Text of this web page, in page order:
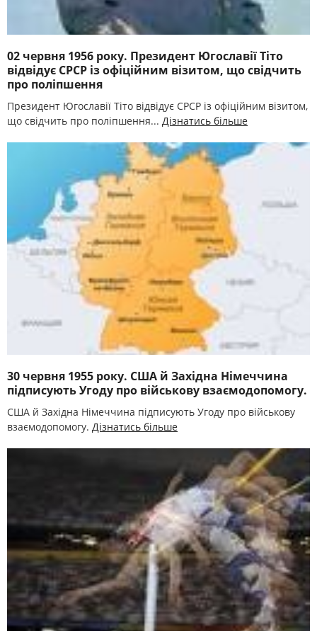
02 червня 1956 року. Президент Югославії Тіто
відвідує СРСР із офіційним візитом, що свідчить
про поліпшення
Президент Югославії Тіто відвідує СРСР із офіційним візитом,
що свідчить про поліпшення... Дізнатись більше
30 червня 1955 року. США й Західна Німеччина
підписують Угоду про військову взаємодопомогу.
США й Західна Німеччина підписують Угоду про військову
взаємодопомогу. Дізнатись більше